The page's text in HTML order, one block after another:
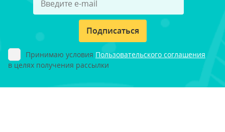
Подписаться
Принимаю условия Пользовательского соглашения
в целях получения рассылки